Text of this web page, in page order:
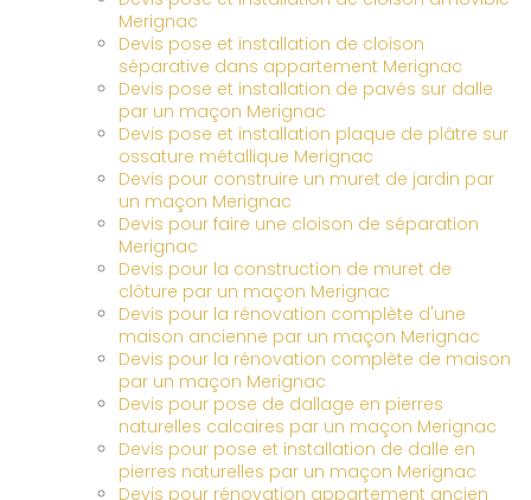
Merignac
Devis pose et installation de cloison
séparative dans appartement Merignac
Devis pose et installation de pavés sur dalle
par un maçon Merignac
Devis pose et installation plaque de plâtre sur
ossature métallique Merignac
Devis pour construire un muret de jardin par
un maçon Merignac
Devis pour faire une cloison de séparation
Merignac
Devis pour la construction de muret de
clôture par un maçon Merignac
Devis pour la rénovation complète d'une
maison ancienne par un maçon Merignac
Devis pour la rénovation complète de maison
par un maçon Merignac
Devis pour pose de dallage en pierres
naturelles calcaires par un maçon Merignac
Devis pour pose et installation de dalle en
pierres naturelles par un maçon Merignac
Devis pour rénovation appartement ancien